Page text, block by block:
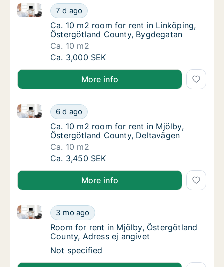
Ca. 10 m2 room for rent in Linköping,
7 d ago
Ca. 10 m2 room for rent in Linköping, Östergötland
Ca. 10 m2 room for rent in Linköping,
Ca. 10 m2 room for rent in Linköping,
Östergötland County, Bygdegatan
Ca. 10 m2
Ca. 10 m2 room for rent in Linköping,
Ca. 3,000 SEK
More info
Ca. 10 m2 room for rent in Mjölby,
6 d ago
Ca. 10 m2 room for rent in Mjölby, Östergötland
Ca. 10 m2 room for rent in Mjölby,
Ca. 10 m2 room for rent in Mjölby,
Östergötland County, Deltavägen
Ca. 10 m2
Ca. 10 m2 room for rent in Mjölby,
Ca. 3,450 SEK
More info
Room for rent in Mjölby, Östergötland
3 mo ago
Room for rent in Mjölby, Östergötland County,
Room for rent in Mjölby, Östergötland
Room for rent in Mjölby, Östergötland
County, Adress ej angivet
Room for rent in Mjölby, Östergötland
Not specified